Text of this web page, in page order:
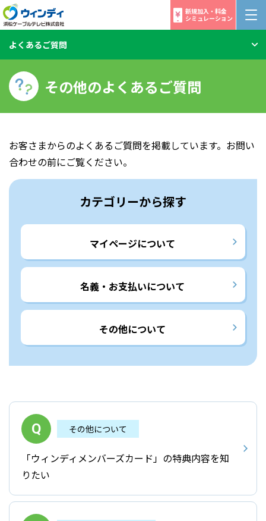
新規加入・料金
シミュレーション
よくあるご質問
その他のよくあるご質問
お客さまからのよくあるご質問を掲載しています。お問い
合わせの前にご覧ください。
カテゴリーから探す
マイページについて
名義・お支払いについて
その他について
その他について
「ウィンディメンバーズカード」の特典内容を知
りたい